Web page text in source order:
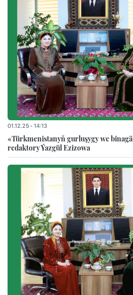
01.12.25 - 14:13
«Türkmenistanyň gurluşygy we
redaktory Ýazgül Ezizowa